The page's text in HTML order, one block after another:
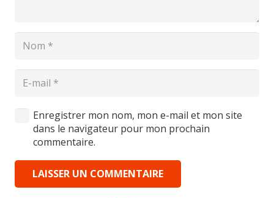
Enregistrer mon nom, mon e-mail et mon site
dans le navigateur pour mon prochain
commentaire.
LAISSER UN COMMENTAIRE